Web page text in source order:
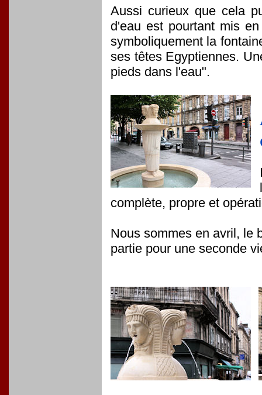
Aussi curieux que cela
d'eau est pourtant mis
symboliquement la
ses têtes Egyptiennes.
pieds dans l'eau".
complète, propre et
Nous sommes en avril, le
partie pour une seconde